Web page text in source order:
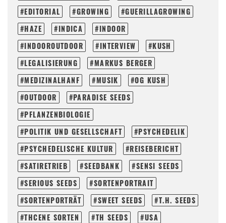
EDITORIAL
GROWING
GUERILLAGROWING
HAZE
INDICA
INDOOR
INDOOROUTDOOR
INTERVIEW
KUSH
LEGALISIERUNG
MARKUS BERGER
MEDIZINALHANF
MUSIK
OG KUSH
OUTDOOR
PARADISE SEEDS
PFLANZENBIOLOGIE
POLITIK UND GESELLSCHAFT
PSYCHEDELIK
PSYCHEDELISCHE KULTUR
REISEBERICHT
SATIRETRIEB
SEEDBANK
SENSI SEEDS
SERIOUS SEEDS
SORTENPORTRAIT
SORTENPORTRÄT
SWEET SEEDS
T.H. SEEDS
THCENE SORTEN
TH SEEDS USA